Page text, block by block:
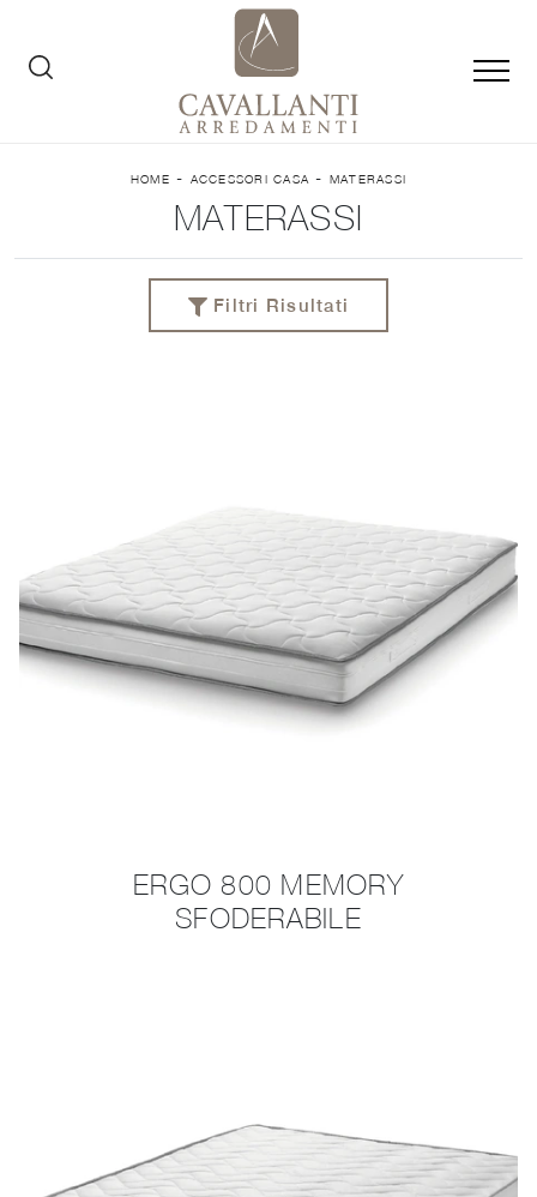
HOME - ACCESSORI CASA - MATERASSI
MATERASSI
Filtri Risultati
ERGO 800 MEMORY
SFODERABILE